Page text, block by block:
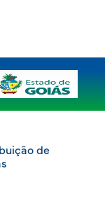
de